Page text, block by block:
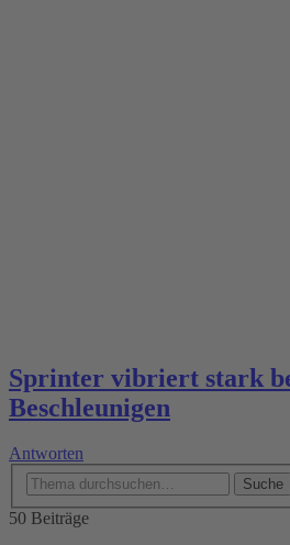
Sprinter vibriert stark
Beschleunigen
Antworten
Suche
50 Beiträge